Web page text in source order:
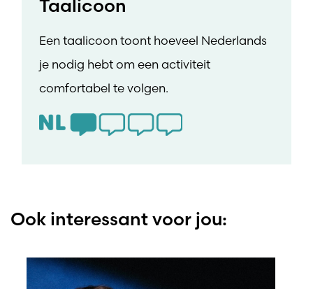
Taalicoon
Een taalicoon toont hoeveel Nederlands
je nodig hebt om een activiteit
comfortabel te volgen.
Ook interessant voor jou: